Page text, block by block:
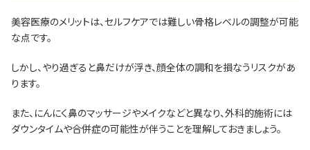
美容医療のメリットは、セルフケアでは難しい骨格レベルの調整が可能
な点です。
しかし、やり過ぎると鼻だけが浮き、顔全体の調和を損なうリスクがあ
ります。
また、にんにく鼻のマッサージやメイクなどと異なり、外科的施術には
ダウンタイムや合併症の可能性が伴うことを理解しておきましょう。